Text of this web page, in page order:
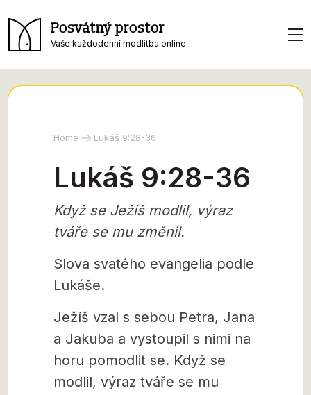
Posvátný prostor
Vaše každodenní modlitba online
Home Lukáš 9:28-36
Lukáš 9:28-36
Když se Ježíš modlil, výraz
tváře se mu změnil.
Slova svatého evangelia podle
Lukáše.
Ježíš vzal s sebou Petra, Jana
a Jakuba a vystoupil s nimi na
horu pomodlit se. Když se
modlil, výraz tváře se mu